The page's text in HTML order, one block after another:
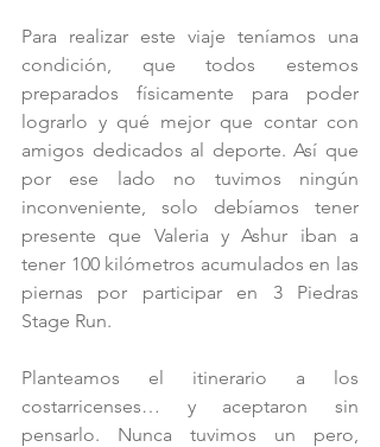
Para realizar este viaje teníamos una
condición, que todos estemos
preparados físicamente para poder
lograrlo y qué mejor que contar con
amigos dedicados al deporte. Así que
por ese lado no tuvimos ningún
inconveniente, solo debíamos tener
presente que Valeria y Ashur iban a
tener 100 kilómetros acumulados en las
piernas por participar en 3 Piedras
Stage Run.
Planteamos el itinerario a los
costarricenses… y aceptaron sin
pensarlo. Nunca tuvimos un pero,